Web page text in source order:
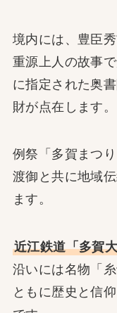
境内には、豊臣
重源上人の故事
に指定された奥
財が点在します。
例祭「多賀まつ
渡御と共に地域
ます。
近江鉄道「多賀
沿いには名物「
ともに歴史と信